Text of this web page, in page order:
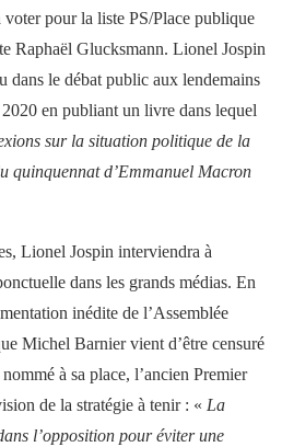
voter pour la liste PS/Place publique
Raphaël Glucksmann. Lionel Jospin
dans le débat public aux lendemains
en publiant un livre dans lequel
sur la situation politique de la
quinquennat d’Emmanuel Macron
Lionel Jospin interviendra à
dans les grands médias. En
inédite de l’Assemblée
Michel Barnier vient d’être censuré
à sa place, l’ancien Premier
de la stratégie à tenir : « La
l’opposition pour éviter une